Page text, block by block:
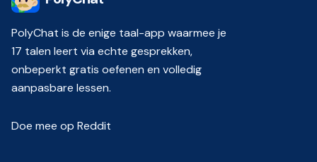
PolyChat is de enige taal-app waarmee je
17 talen leert via echte gesprekken,
onbeperkt gratis oefenen en volledig
aanpasbare lessen.
Doe mee op Reddit